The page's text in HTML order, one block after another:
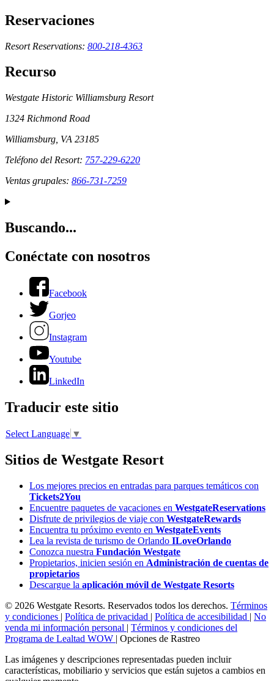
Reservaciones
Resort Reservations: 800-218-4363
Recurso
Westgate Historic Williamsburg Resort
1324 Richmond Road
Williamsburg, VA 23185
Teléfono del Resort: 757-229-6220
Ventas grupales: 866-731-7259
Buscando...
Conéctate con nosotros
Facebook
Gorjeo
Instagram
Youtube
LinkedIn
Traducir este sitio
Select Language ▼
Sitios de Westgate Resort
Los mejores precios en entradas para parques temáticos con
Tickets2You
Encuentre paquetes de vacaciones en WestgateReservations
Disfrute de privilegios de viaje con WestgateRewards
Encuentra tu próximo evento en WestgateEvents
Lea la revista de turismo de Orlando ILoveOrlando
Conozca nuestra Fundación Westgate
Propietarios, inicien sesión en Administración de cuentas de
propietarios
Descargue la aplicación móvil de Westgate Resorts
© 2026 Westgate Resorts. Reservados todos los derechos. Términos
y condiciones | Política de privacidad | Política de accesibilidad | No
venda mi información personal | Términos y condiciones del
Programa de Lealtad WOW | Opciones de Rastreo
Las imágenes y descripciones representadas pueden incluir
características, mobiliario y servicios que están sujetos a cambios en